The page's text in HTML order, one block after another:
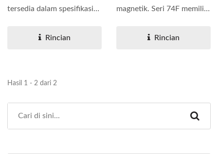
tersedia dalam spesifikasi
memiliki...
Rincian
magnetik. Seri 74F memiliki
magnetik...
Rincian
Hasil 1 - 2 dari 2